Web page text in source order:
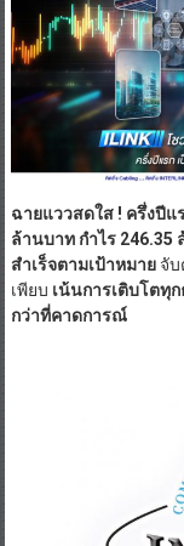
ฉายแววสดใส ! ครึ่งปีแ
ล้านบาท กำไร 246.35
สำเร็จตามเป้าหมาย จั
เพียบ เน้นการเติบโตทุ
กว่าที่คาดการณ์